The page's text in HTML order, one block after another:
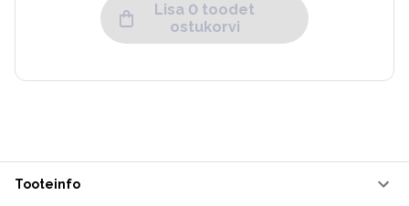
Lisa 0 toodet
ostukorvi
Tooteinfo